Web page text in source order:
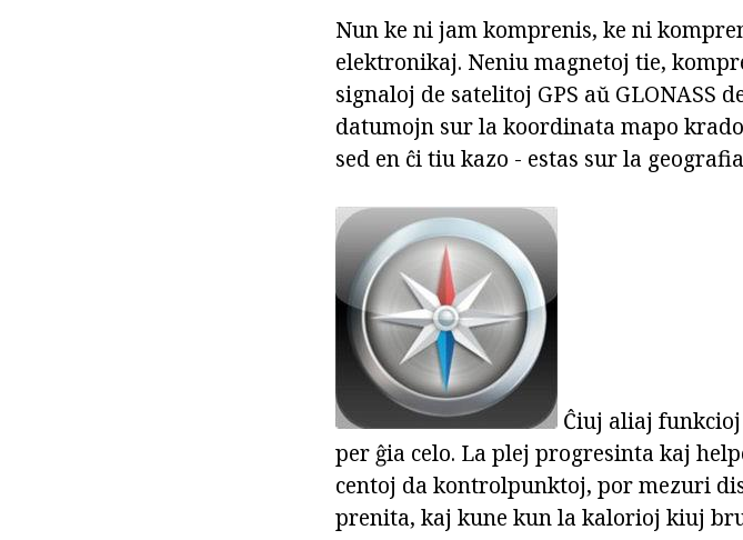
Nun ke ni jam komprenis, ke ni
elektronikaj. Neniu magnetoj tie,
signaloj de satelitoj GPS aŭ GLONASS
datumojn sur la koordinata mapo
sed en ĉi tiu kazo - estas sur la
Ĉiuj aliaj
per ĝia celo. La plej progresinta kaj
centoj da kontrolpunktoj, por mezuri
prenita, kaj kune kun la kalorioj kiuj